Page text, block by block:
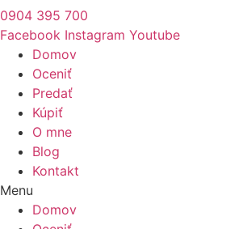
0904 395 700
Facebook Instagram Youtube
Domov
Oceniť
Predať
Kúpiť
O mne
Blog
Kontakt
Menu
Domov